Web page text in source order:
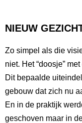
NIEUW
Zo simpel als die
niet. Het “doosje”
Dit bepaalde
gebouw dat zich nu
En in de praktijk
geschoven maar in